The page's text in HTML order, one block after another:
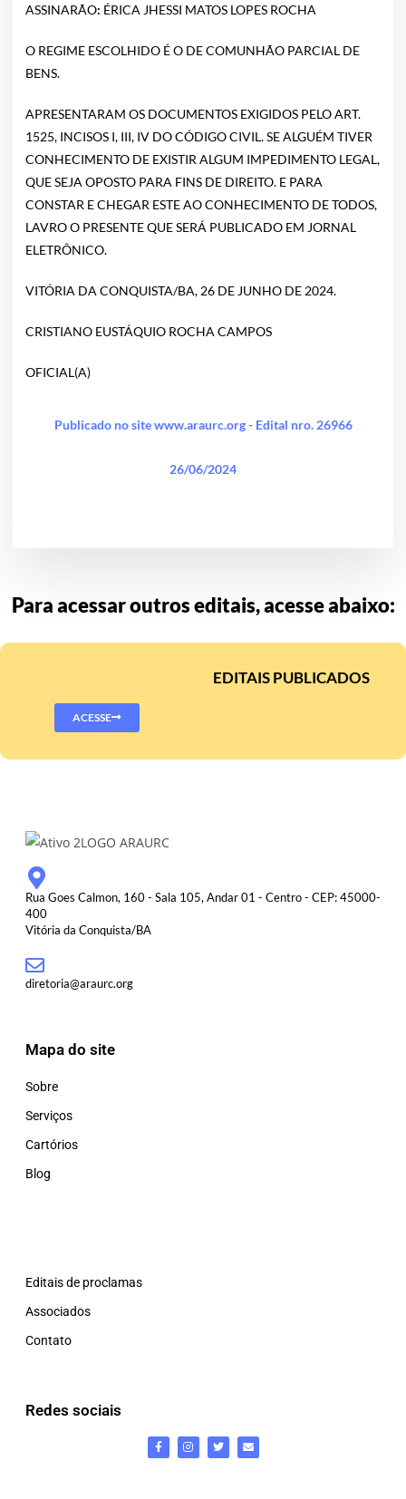
ASSINARÃO: ÉRICA JHESSI MATOS LOPES ROCHA
O REGIME ESCOLHIDO É O DE COMUNHÃO PARCIAL DE
BENS.
APRESENTARAM OS DOCUMENTOS EXIGIDOS PELO ART.
1525, INCISOS I, III, IV DO CÓDIGO CIVIL. SE ALGUÉM TIVER
CONHECIMENTO DE EXISTIR ALGUM IMPEDIMENTO LEGAL,
QUE SEJA OPOSTO PARA FINS DE DIREITO. E PARA
CONSTAR E CHEGAR ESTE AO CONHECIMENTO DE TODOS,
LAVRO O PRESENTE QUE SERÁ PUBLICADO EM JORNAL
ELETRÔNICO.
VITÓRIA DA CONQUISTA/BA, 26 DE JUNHO DE 2024.
CRISTIANO EUSTÁQUIO ROCHA CAMPOS
OFICIAL(A)
Publicado no site www.araurc.org - Edital nro. 26966
26/06/2024
Para acessar outros editais, acesse abaixo:
EDITAIS PUBLICADOS
ACESSE
Rua Goes Calmon, 160 - Sala 105, Andar 01 - Centro - CEP: 45000-
400
Vitória da Conquista/BA
diretoria@araurc.org
Mapa do site
Sobre
Serviços
Cartórios
Blog
Editais de proclamas
Associados
Contato
Redes sociais